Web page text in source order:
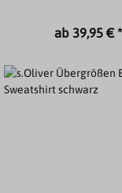
ab 39,95 € *